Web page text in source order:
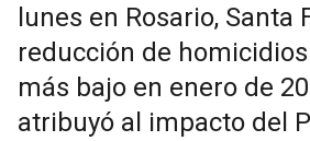
lunes en Rosario, Santa
reducción de homicidios
más bajo en enero de
atribuyó al impacto del